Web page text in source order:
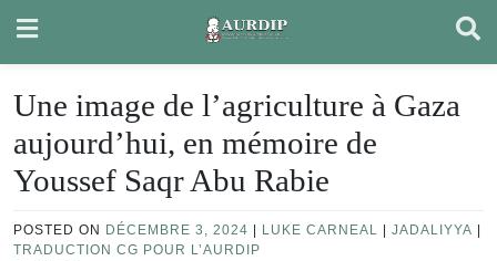
content
Une image de l’agriculture à Gaza
aujourd’hui, en mémoire de
Youssef Saqr Abu Rabie
POSTED ON DÉCEMBRE 3, 2024 LUKE CARNEAL JADALIYYA
TRADUCTION CG POUR L’AURDIP